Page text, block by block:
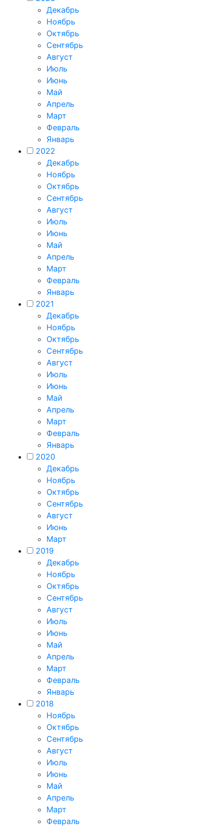
Декабрь
Ноябрь
Октябрь
Сентябрь
Август
Июль
Июнь
Май
Апрель
Март
Февраль
Январь
2022
Декабрь
Ноябрь
Октябрь
Сентябрь
Август
Июль
Июнь
Май
Апрель
Март
Февраль
Январь
2021
Декабрь
Ноябрь
Октябрь
Сентябрь
Август
Июль
Июнь
Май
Апрель
Март
Февраль
Январь
2020
Декабрь
Ноябрь
Октябрь
Сентябрь
Август
Июнь
Март
2019
Декабрь
Ноябрь
Октябрь
Сентябрь
Август
Июль
Июнь
Май
Апрель
Март
Февраль
Январь
2018
Ноябрь
Октябрь
Сентябрь
Август
Июль
Июнь
Май
Апрель
Март
Февраль